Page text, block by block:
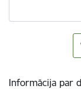
Informācija par